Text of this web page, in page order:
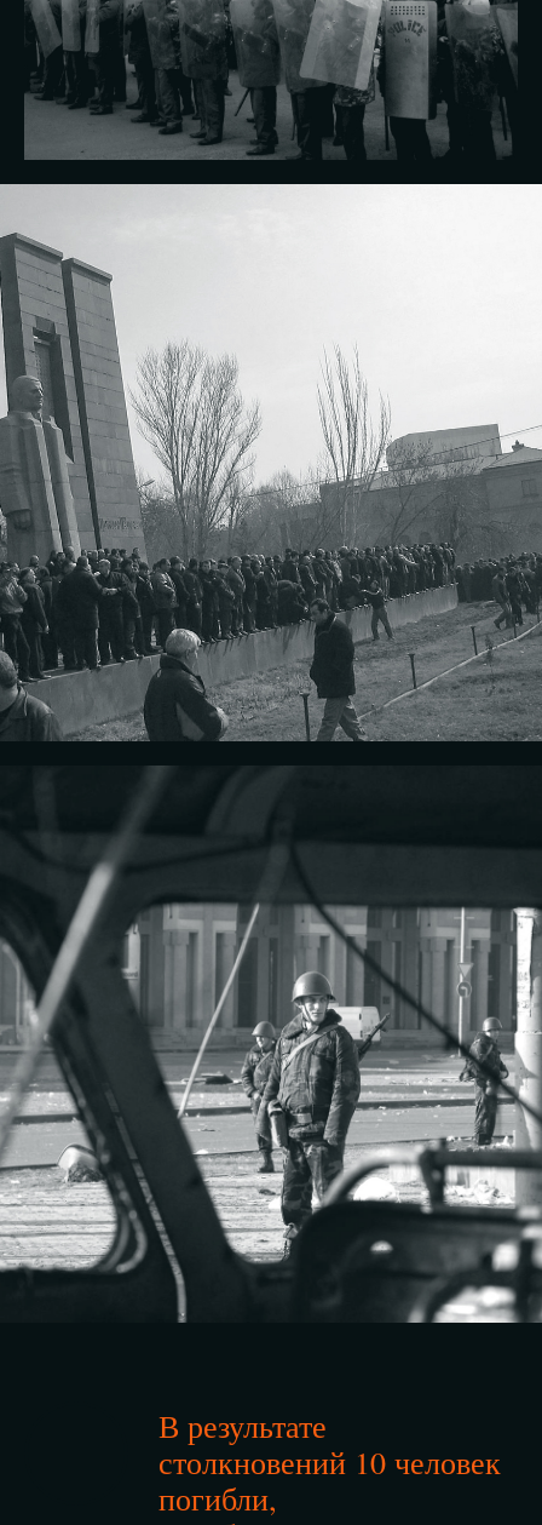
В результате
столкновений 10 человек
погибли,